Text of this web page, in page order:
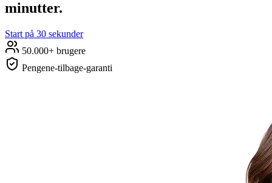
minutter.
Start på 30 sekunder
50.000+ brugere
Pengene‑tilbage‑garanti